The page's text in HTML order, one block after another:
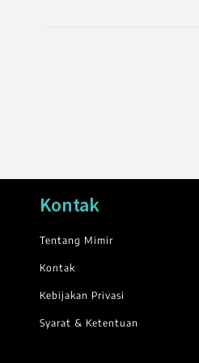
Kontak
Tentang Mimir
Kontak
Kebijakan Privasi
Syarat & Ketentuan